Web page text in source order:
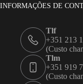
INFORMAÇÕES DE
Tlf
+351 213
(Custo
Tlm
+351 919
(Custo